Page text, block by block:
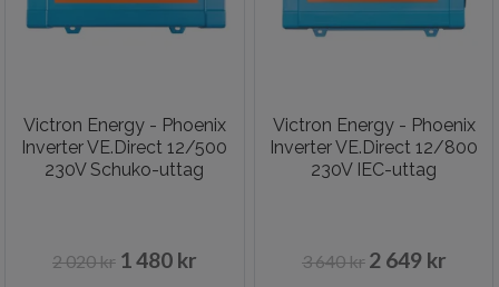
Victron Energy - Phoenix
Inverter VE.Direct 12/500
230V Schuko-uttag
2 020 kr 1 480 kr
Victron Energy - Phoenix
Inverter VE.Direct 12/800
230V IEC-uttag
3 640 kr 2 649 kr